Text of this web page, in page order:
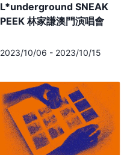
L*underground SNEAK
PEEK 林家謙澳門演唱會
2023/10/06 - 2023/10/15